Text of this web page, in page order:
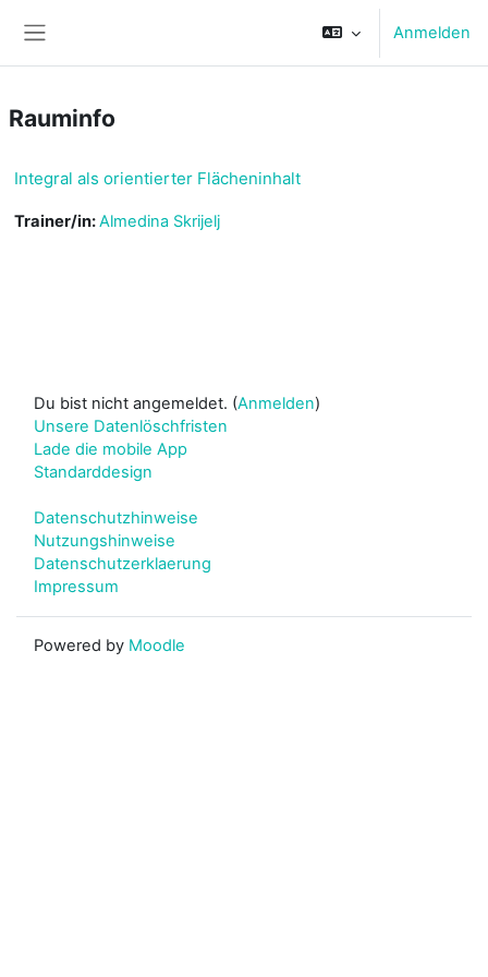
Anmelden
Rauminfo
Integral als orientierter Flächeninhalt
Trainer/in:Almedina Skrijelj
Du bist nicht angemeldet. (Anmelden)
Unsere Datenlöschfristen
Lade die mobile App
Standarddesign
Datenschutzhinweise
Nutzungshinweise
Datenschutzerklaerung
Impressum
Powered by Moodle